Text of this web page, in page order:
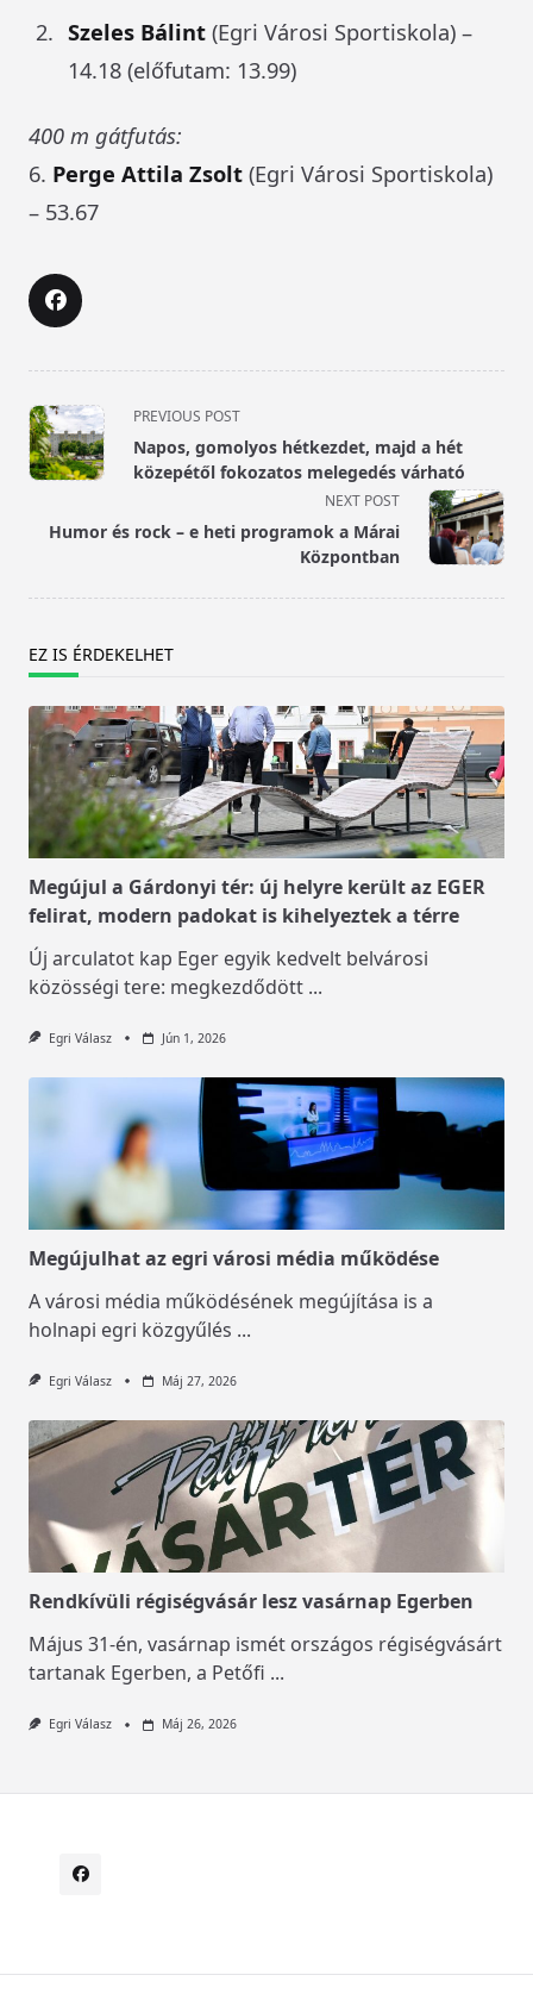
Szeles Bálint(Egri Városi Sportiskola) –
14.18 (előfutam: 13.99)
400 m gátfutás:
6. Perge Attila Zsolt (Egri Városi Sportiskola)
– 53.67
<span
class="nav-
subtitle
reader-
PREVIOUS POST
Napos, gomolyos hétkezdet, majd a hét
közepétől fokozatos melegedés várható
NEXT POST
Humor és rock – e heti programok a Márai
Központban
EZ IS ÉRDEKELHET
Megújul a Gárdonyi tér: új helyre került az EGER
felirat, modern padokat is kihelyeztek a térre
Új arculatot kap Eger egyik kedvelt belvárosi
közösségi tere: megkezdődött ...
Egri Válasz Jún 1, 2026
Megújulhat az egri városi média működése
A városi média működésének megújítása is a
holnapi egri közgyűlés ...
Egri Válasz Máj 27, 2026
Rendkívüli régiségvásár lesz vasárnap Egerben
Május 31-én, vasárnap ismét országos régiségvásárt
tartanak Egerben, a Petőfi ...
Egri Válasz Máj 26, 2026